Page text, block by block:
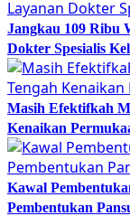
Jangkau 109 Ribu
Dokter Spesialis
Masih Efektifkah
Kenaikan
Kawal
Pembentukan